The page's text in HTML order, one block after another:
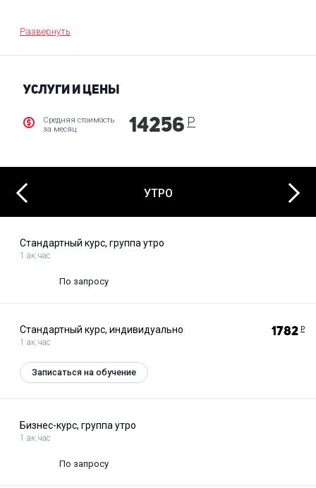
минут. Продолжительность урока всегда можно поменять.
представлена в личном кабинете ученика Бесплатный сервис
преподавателем, увидеть, как он преподает, узнать каким
образом будут строиться дальнейшие занятия. В случае, если
дополнительные пробные занятия, чтобы подобрать
подходящего преподавателя. Бесплатный разговорный клуб с
Школа обеспечивает всеми учебными материалами. Кроме
направление для самых юных учеников Alfa Kids: английский
для дошкольников 4-7 лет.
Развернуть
УСЛУГИ И ЦЕНЫ
Средняя стоимость
за месяц
14256 Р
Previous УТРО
Стандартный курс, группа утро
1 ак.час
По запросу
Стандартный курс, индивидуально
1 ак.час
1782 Р
Записаться на обучение
Бизнес-курс, группа утро
1 ак.час
По запросу
Next